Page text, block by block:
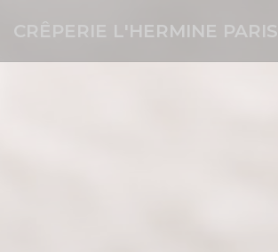
CRÊPERIE L'HERMINE PARIS